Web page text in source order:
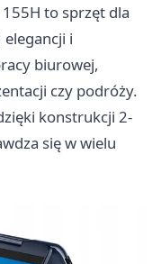
to sprzęt dla
i
biurowej,
czy podróży.
konstrukcji 2-
się w wielu